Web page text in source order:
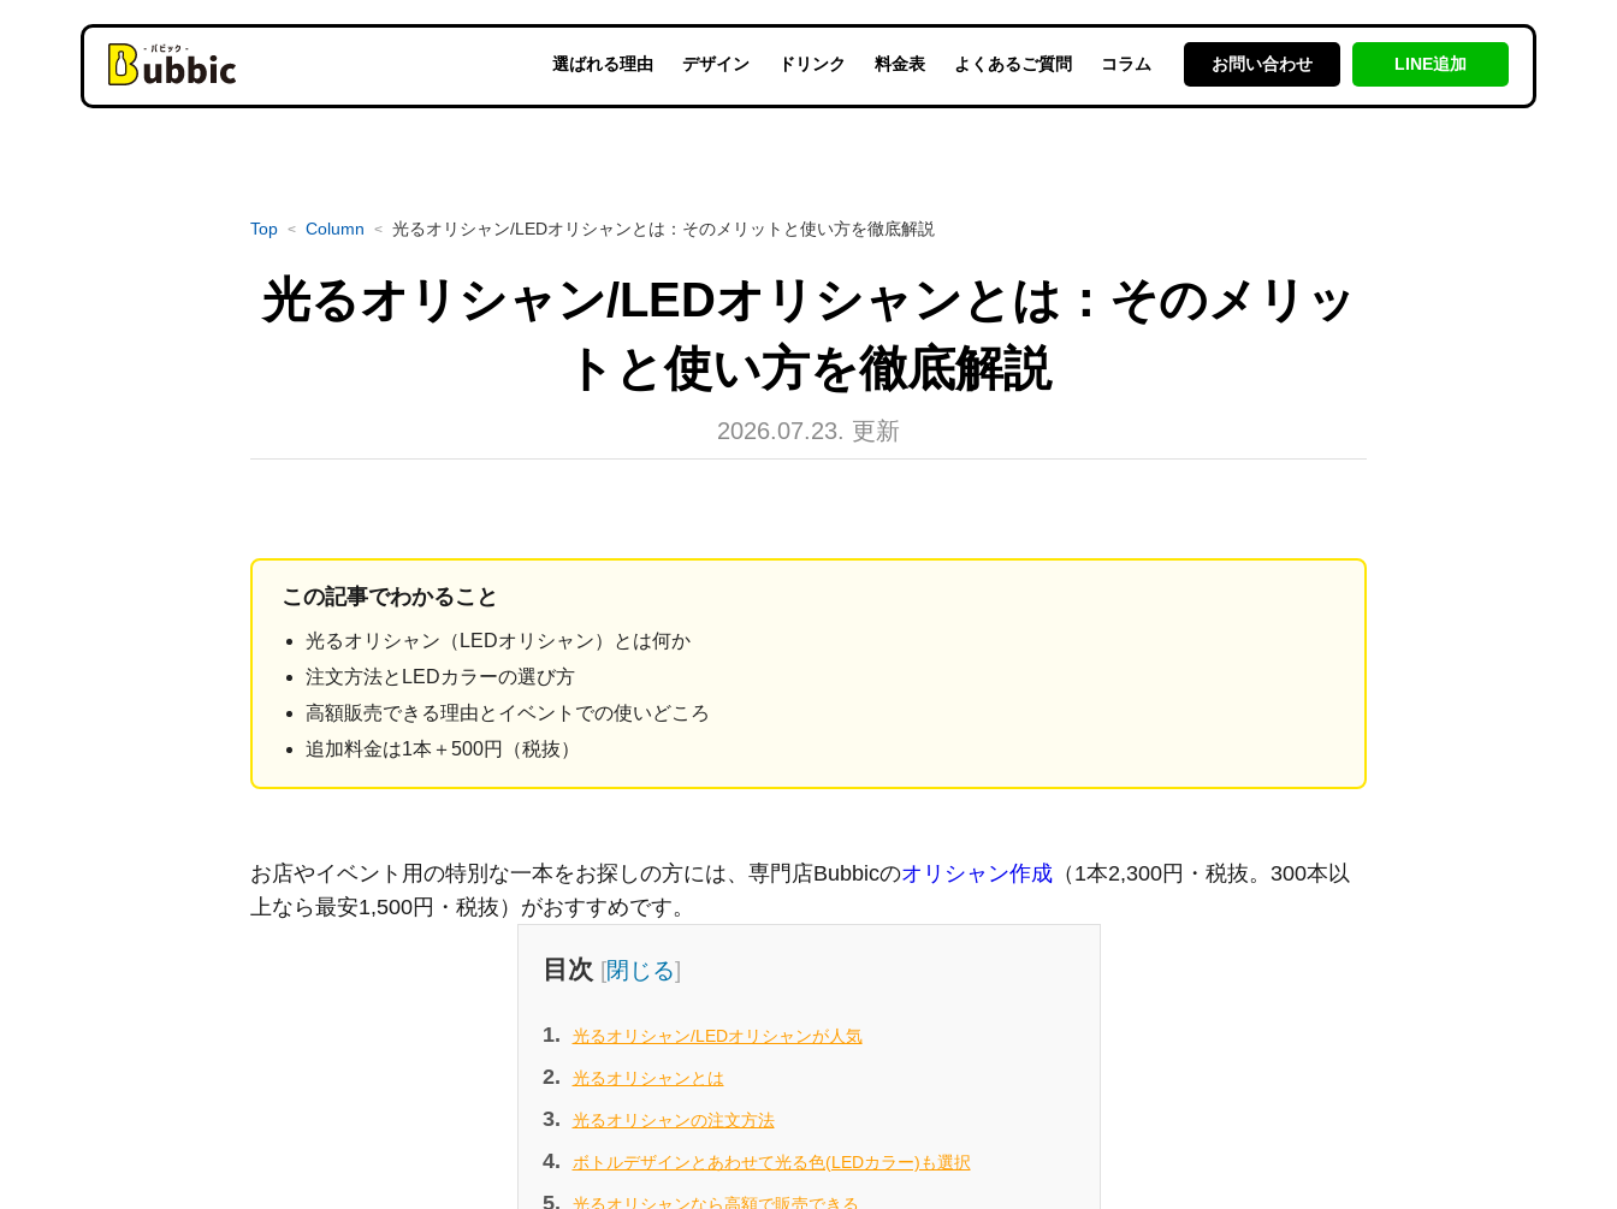
選ばれる理由 デザイン ドリンク 料金表 よくあるご質問 コラム お問い合わせ LINE追加
Top < Column < 光るオリシャン/LEDオリシャンとは：そのメリットと使い方を徹底解説
光るオリシャン/LEDオリシャンとは：そのメリッ
トと使い方を徹底解説
2026.07.23. 更新
この記事でわかること
光るオリシャン（LEDオリシャン）とは何か
注文方法とLEDカラーの選び方
高額販売できる理由とイベントでの使いどころ
追加料金は1本＋500円（税抜）
お店やイベント用の特別な一本をお探しの方には、専門店Bubbicのオリシャン作成 （1本2,300円・税抜。300本以
上なら最安1,500円・税抜）がおすすめです。
目次 [閉じる]
光るオリシャン/LEDオリシャンが人気
光るオリシャンとは
光るオリシャンの注文方法
ボトルデザインとあわせて光る色(LEDカラー)も選択
光るオリシャンなら高額で販売できる